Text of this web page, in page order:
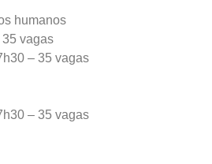
humanos
vagas
– 35 vagas
– 35 vagas